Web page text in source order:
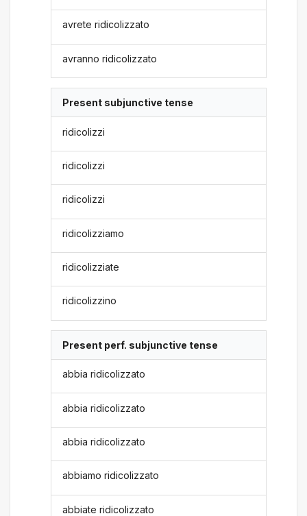
avrete ridicolizzato
avranno ridicolizzato
Present subjunctive tense
ridicolizzi
ridicolizzi
ridicolizzi
ridicolizziamo
ridicolizziate
ridicolizzino
Present perf. subjunctive tense
abbia ridicolizzato
abbia ridicolizzato
abbia ridicolizzato
abbiamo ridicolizzato
abbiate ridicolizzato